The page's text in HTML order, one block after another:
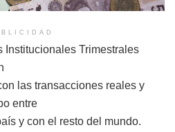
Institucionales Trimestrales
las transacciones reales y
entre
y con el resto del mundo.